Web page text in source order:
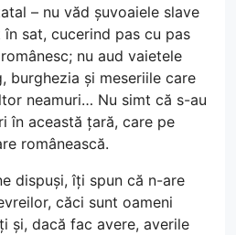
– nu văd șuvoaiele slave
sat, cucerind pas cu pas
nu aud vaietele
burghezia și meseriile care
neamuri… Nu simt că s-au
în această țară, care pe
românească.
dispuși, îți spun că n-are
căci sunt oameni
și, dacă fac avere, averile